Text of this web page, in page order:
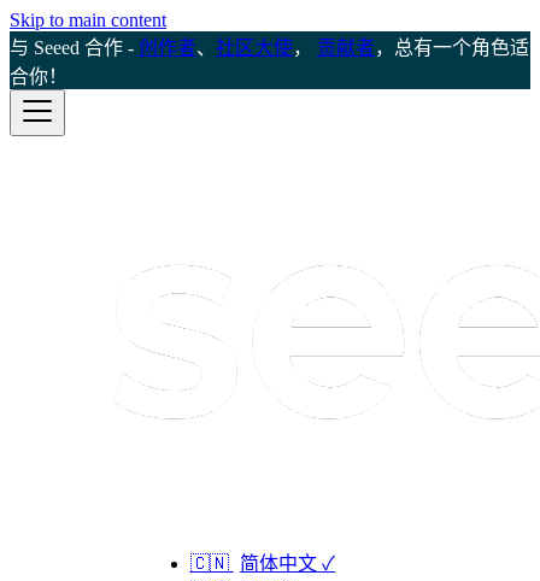
Skip to main content
与 Seeed 合作 - 创作者、 社区大使， 贡献者，总有一个角色适
合你！
🇨🇳 简体中文 ✓